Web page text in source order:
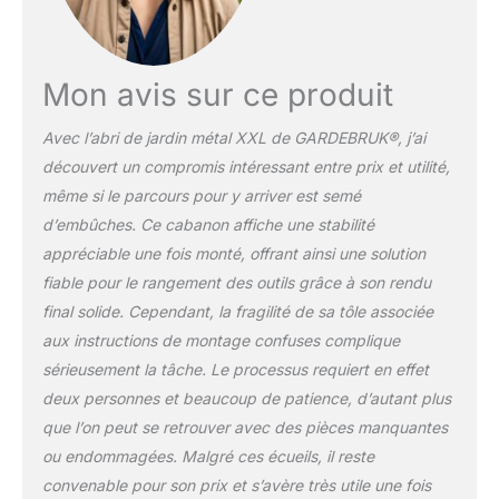
jardin ou ton taille-haie.
pouvant supporter
chacun un poids de 15
tes outils de jardin tels
que pelles, râteaux,
sécateurs, etc.
RÉSISTANT AUX
cabanon de jardin en
métal, tes outils sont
protégés des intempéries
et de la saleté. La porte
coulissante en deux
parties garantit un accès
facile à la remise de
jardin. L'ouverture d'une
largeur de 100 cm te
permet de faire passer
Mon avis sur ce produit
Avec l’abri de jardin métal XXL de GARDEBRUK®, j’ai
découvert un compromis intéressant entre prix et utilité,
même si le parcours pour y arriver est semé
d’embûches. Ce cabanon affiche une stabilité
appréciable une fois monté, offrant ainsi une solution
fiable pour le rangement des outils grâce à son rendu
final solide. Cependant, la fragilité de sa tôle associée
aux instructions de montage confuses complique
sérieusement la tâche. Le processus requiert en effet
deux personnes et beaucoup de patience, d’autant plus
que l’on peut se retrouver avec des pièces manquantes
ou endommagées. Malgré ces écueils, il reste
convenable pour son prix et s’avère très utile une fois